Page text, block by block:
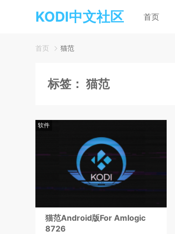
KODI中文社区 首页
首页 猫范
标签： 猫范
软件
猫范Android版For Amlogic
8726